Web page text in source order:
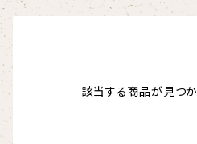
該当する商品が見つか